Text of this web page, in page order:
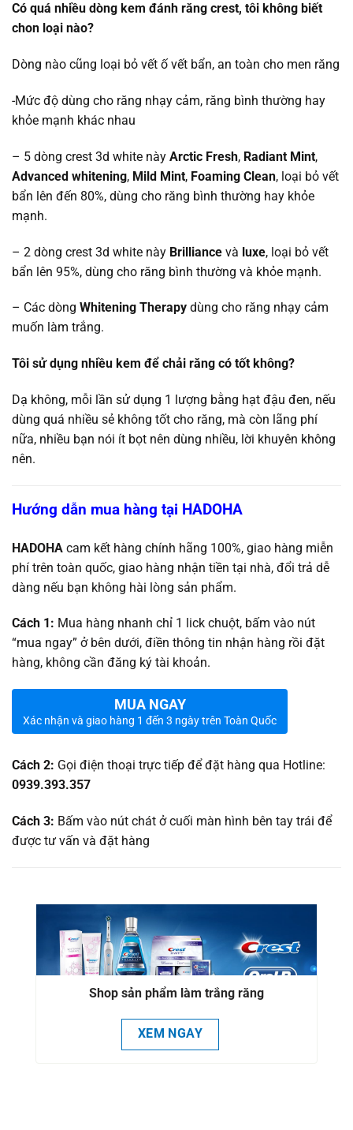
Có quá nhiều dòng kem đánh răng crest, tôi không biết
chon loại nào?
Dòng nào cũng loại bỏ vết ố vết bẩn, an toàn cho men răng
-Mức độ dùng cho răng nhạy cảm, răng bình thường hay
khỏe mạnh khác nhau
– 5 dòng crest 3d white này Arctic Fresh, Radiant Mint,
Advanced whitening, Mild Mint, Foaming Clean, loại bỏ vết
bẩn lên đến 80%, dùng cho răng bình thường hay khỏe
mạnh.
– 2 dòng crest 3d white này Brilliance và luxe, loại bỏ vết
bẩn lên 95%, dùng cho răng bình thường và khỏe mạnh.
– Các dòng Whitening Therapy dùng cho răng nhạy cảm
muốn làm trắng.
Tôi sử dụng nhiều kem để chải răng có tốt không?
Dạ không, mỗi lần sử dụng 1 lượng bằng hạt đậu đen, nếu
dùng quá nhiều sẻ không tốt cho răng, mà còn lãng phí
nữa, nhiều bạn nói ít bọt nên dùng nhiều, lời khuyên không
nên.
Hướng dẫn mua hàng tại HADOHA
HADOHA cam kết hàng chính hãng 100%, giao hàng miễn
phí trên toàn quốc, giao hàng nhận tiền tại nhà, đổi trả dễ
dàng nếu bạn không hài lòng sản phẩm.
Cách 1: Mua hàng nhanh chỉ 1 lick chuột, bấm vào nút
“mua ngay” ở bên dưới, điền thông tin nhận hàng rồi đặt
hàng, không cần đăng ký tài khoản.
MUA NGAY
Xác nhận và giao hàng 1 đến 3 ngày trên Toàn Quốc
Cách 2: Gọi điện thoại trực tiếp để đặt hàng qua Hotline:
0939.393.357
Cách 3: Bấm vào nút chát ở cuối màn hình bên tay trái để
được tư vấn và đặt hàng
Shop sản phẩm làm trắng răng
XEM NGAY